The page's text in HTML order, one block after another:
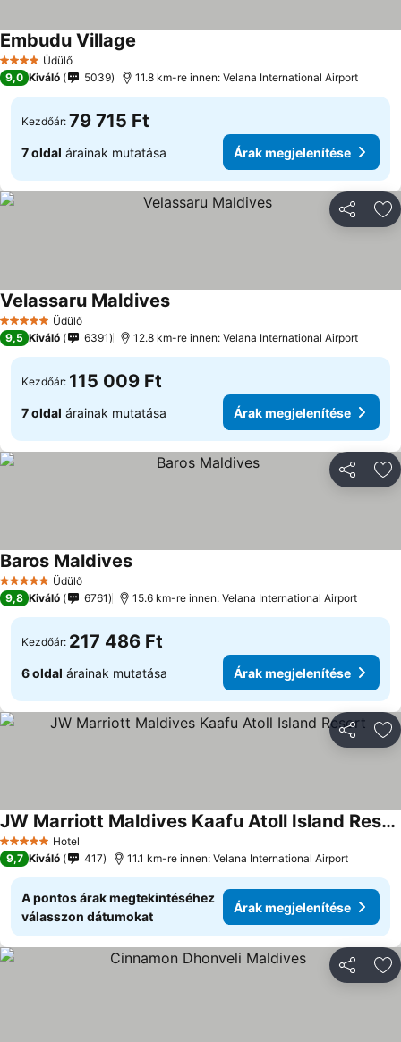
4 KategóriaÜdülő
Embudu Village
9,0 Kiváló 5039 11.8 km-re innen: Velana International Airport
Kezdőár: 79 715 Ft
7 oldal árainak mutatása Árak megjelenítése
5 KategóriaÜdülő
Velassaru MaldivesÁrak megjelenítése
9,5 Kiváló 6391 12.8 km-re innen: Velana International Airport
Kezdőár: 115 009 Ft
7 oldal árainak mutatása Árak megjelenítése
5 KategóriaÜdülő
Baros MaldivesÁrak megjelenítése
9,8 Kiváló 6761 15.6 km-re innen: Velana International Airport
Kezdőár: 217 486 Ft
6 oldal árainak mutatása Árak megjelenítése
5 KategóriaHotel
JW Marriott Maldives Kaafu Atoll Island Resort
Árak megjelenítése
9,7 Kiváló 417 11.1 km-re innen: Velana International Airport
A pontos árak megtekintéséhez
válasszon dátumokat
Árak megjelenítése